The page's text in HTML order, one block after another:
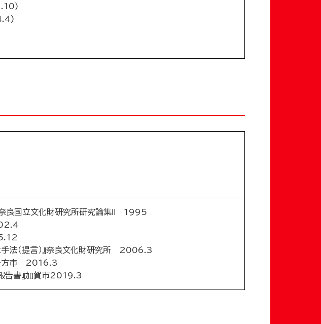
良国立文化財研究所研究論集Ⅱ 1995
法（提言）』奈良文化財研究所 2006.3
多方市 2016.3
告書』加賀市2019.3